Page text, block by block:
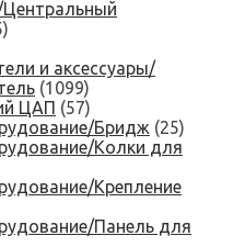
Центральный
и аксессуары/
(1099)
ЦАП (57)
Бридж (25)
Колки для
Крепление
Панель для